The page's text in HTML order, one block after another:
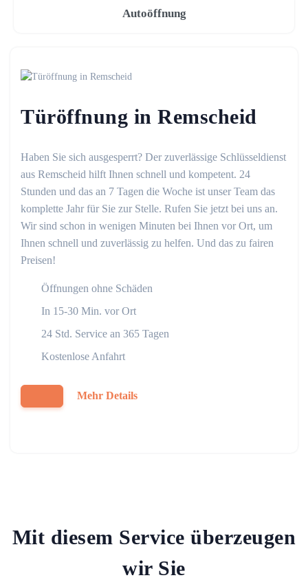
Autoöffnung
Türöffnung in Remscheid
Haben Sie sich ausgesperrt? Der zuverlässige Schlüsseldienst
aus Remscheid hilft Ihnen schnell und kompetent. 24
Stunden und das an 7 Tagen die Woche ist unser Team das
komplette Jahr für Sie zur Stelle. Rufen Sie jetzt bei uns an.
Wir sind schon in wenigen Minuten bei Ihnen vor Ort, um
Ihnen schnell und zuverlässig zu helfen. Und das zu fairen
Preisen!
Öffnungen ohne Schäden
In 15-30 Min. vor Ort
24 Std. Service an 365 Tagen
Kostenlose Anfahrt
Mehr Details
Mit diesem Service überzeugen
wir Sie